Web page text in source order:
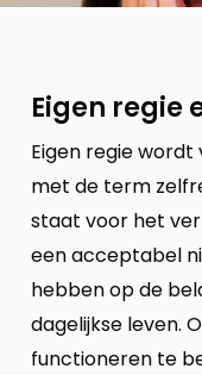
Eigen regie
Eigen regie
met de term
staat voor het
een acceptabel
hebben op de
dagelijkse leven.
functioneren te